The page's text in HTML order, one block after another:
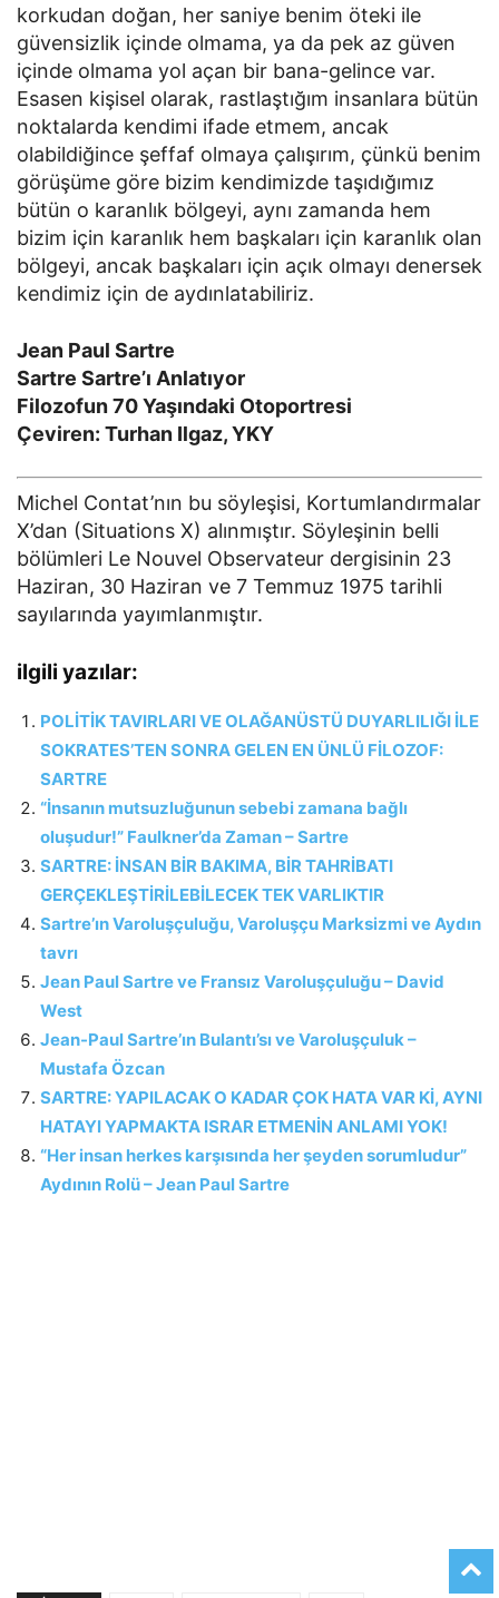
korkudan doğan, her saniye benim öteki ile
güvensizlik içinde olmama, ya da pek az güven
içinde olmama yol açan bir bana-gelince var.
Esasen kişisel olarak, rastlaştığım insanlara bütün
noktalarda kendimi ifade etmem, ancak
olabildiğince şeffaf olmaya çalışırım, çünkü benim
görüşüme göre bizim kendimizde taşıdığımız
bütün o karanlık bölgeyi, aynı zamanda hem
bizim için karanlık hem başkaları için karanlık olan
bölgeyi, ancak başkaları için açık olmayı denersek
kendimiz için de aydınlatabiliriz.
Jean Paul Sartre
Sartre Sartre’ı Anlatıyor
Filozofun 70 Yaşındaki Otoportresi
Çeviren: Turhan Ilgaz, YKY
Michel Contat’nın bu söyleşisi, Kortumlandırmalar
X’dan (Situations X) alınmıştır. Söyleşinin belli
bölümleri Le Nouvel Observateur dergisinin 23
Haziran, 30 Haziran ve 7 Temmuz 1975 tarihli
sayılarında yayımlanmıştır.
ilgili yazılar:
POLİTİK TAVIRLARI VE OLAĞANÜSTÜ DUYARLILIĞI İLE
SOKRATES’TEN SONRA GELEN EN ÜNLÜ FİLOZOF:
SARTRE
“İnsanın mutsuzluğunun sebebi zamana bağlı
oluşudur!” Faulkner’da Zaman – Sartre
SARTRE: İNSAN BİR BAKIMA, BİR TAHRİBATI
GERÇEKLEŞTİRİLEBİLECEK TEK VARLIKTIR
Sartre’ın Varoluşçuluğu, Varoluşçu Marksizmi ve Aydın
tavrı
Jean Paul Sartre ve Fransız Varoluşçuluğu – David
West
Jean-Paul Sartre’ın Bulantı’sı ve Varoluşçuluk –
Mustafa Özcan
SARTRE: YAPILACAK O KADAR ÇOK HATA VAR Kİ, AYNI
HATAYI YAPMAKTA ISRAR ETMENİN ANLAMI YOK!
“Her insan herkes karşısında her şeyden sorumludur”
Aydının Rolü – Jean Paul Sartre